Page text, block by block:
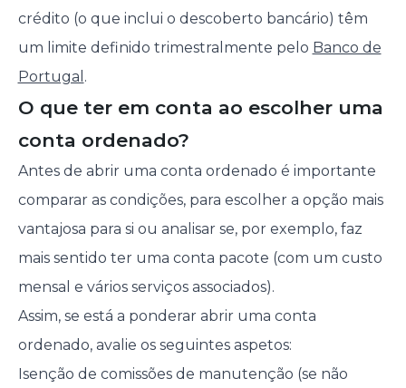
crédito (o que inclui o descoberto bancário) têm
um limite definido trimestralmente pelo Banco de
Portugal .
O que ter em conta ao escolher uma
conta ordenado?
Antes de abrir uma conta ordenado é importante
comparar as condições, para escolher a opção mais
vantajosa para si ou analisar se, por exemplo, faz
mais sentido ter uma conta pacote (com um custo
mensal e vários serviços associados).
Assim, se está a ponderar abrir uma conta
ordenado, avalie os seguintes aspetos:
Isenção de comissões de manutenção (se não